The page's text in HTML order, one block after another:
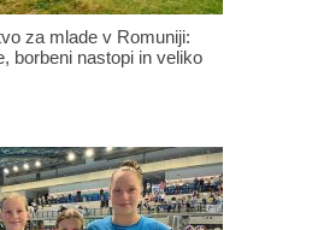
za mlade v Romuniji:
borbeni nastopi in veliko